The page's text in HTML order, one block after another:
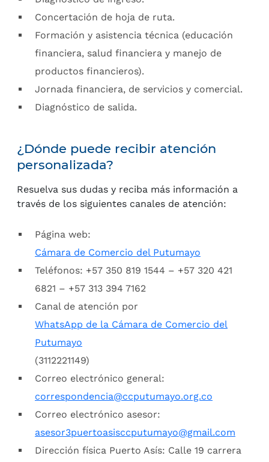
Concertación de hoja de ruta.
Formación y asistencia técnica (educación
financiera, salud financiera y manejo de
productos financieros).
Jornada financiera, de servicios y comercial.
Diagnóstico de salida.
¿Dónde puede recibir atención
personalizada?
Resuelva sus dudas y reciba más información a
través de los siguientes canales de atención:
Página web:
Cámara de Comercio del Putumayo
Teléfonos: +57 350 819 1544 – +57 320 421
6821 – +57 313 394 7162
Canal de atención por
WhatsApp de la Cámara de Comercio del
Putumayo
(3112221149)
Correo electrónico general:
correspondencia@ccputumayo.org.co
Correo electrónico asesor:
asesor3puertoasisccputumayo@gmail.com
Dirección física Puerto Asís: Calle 19 carrera